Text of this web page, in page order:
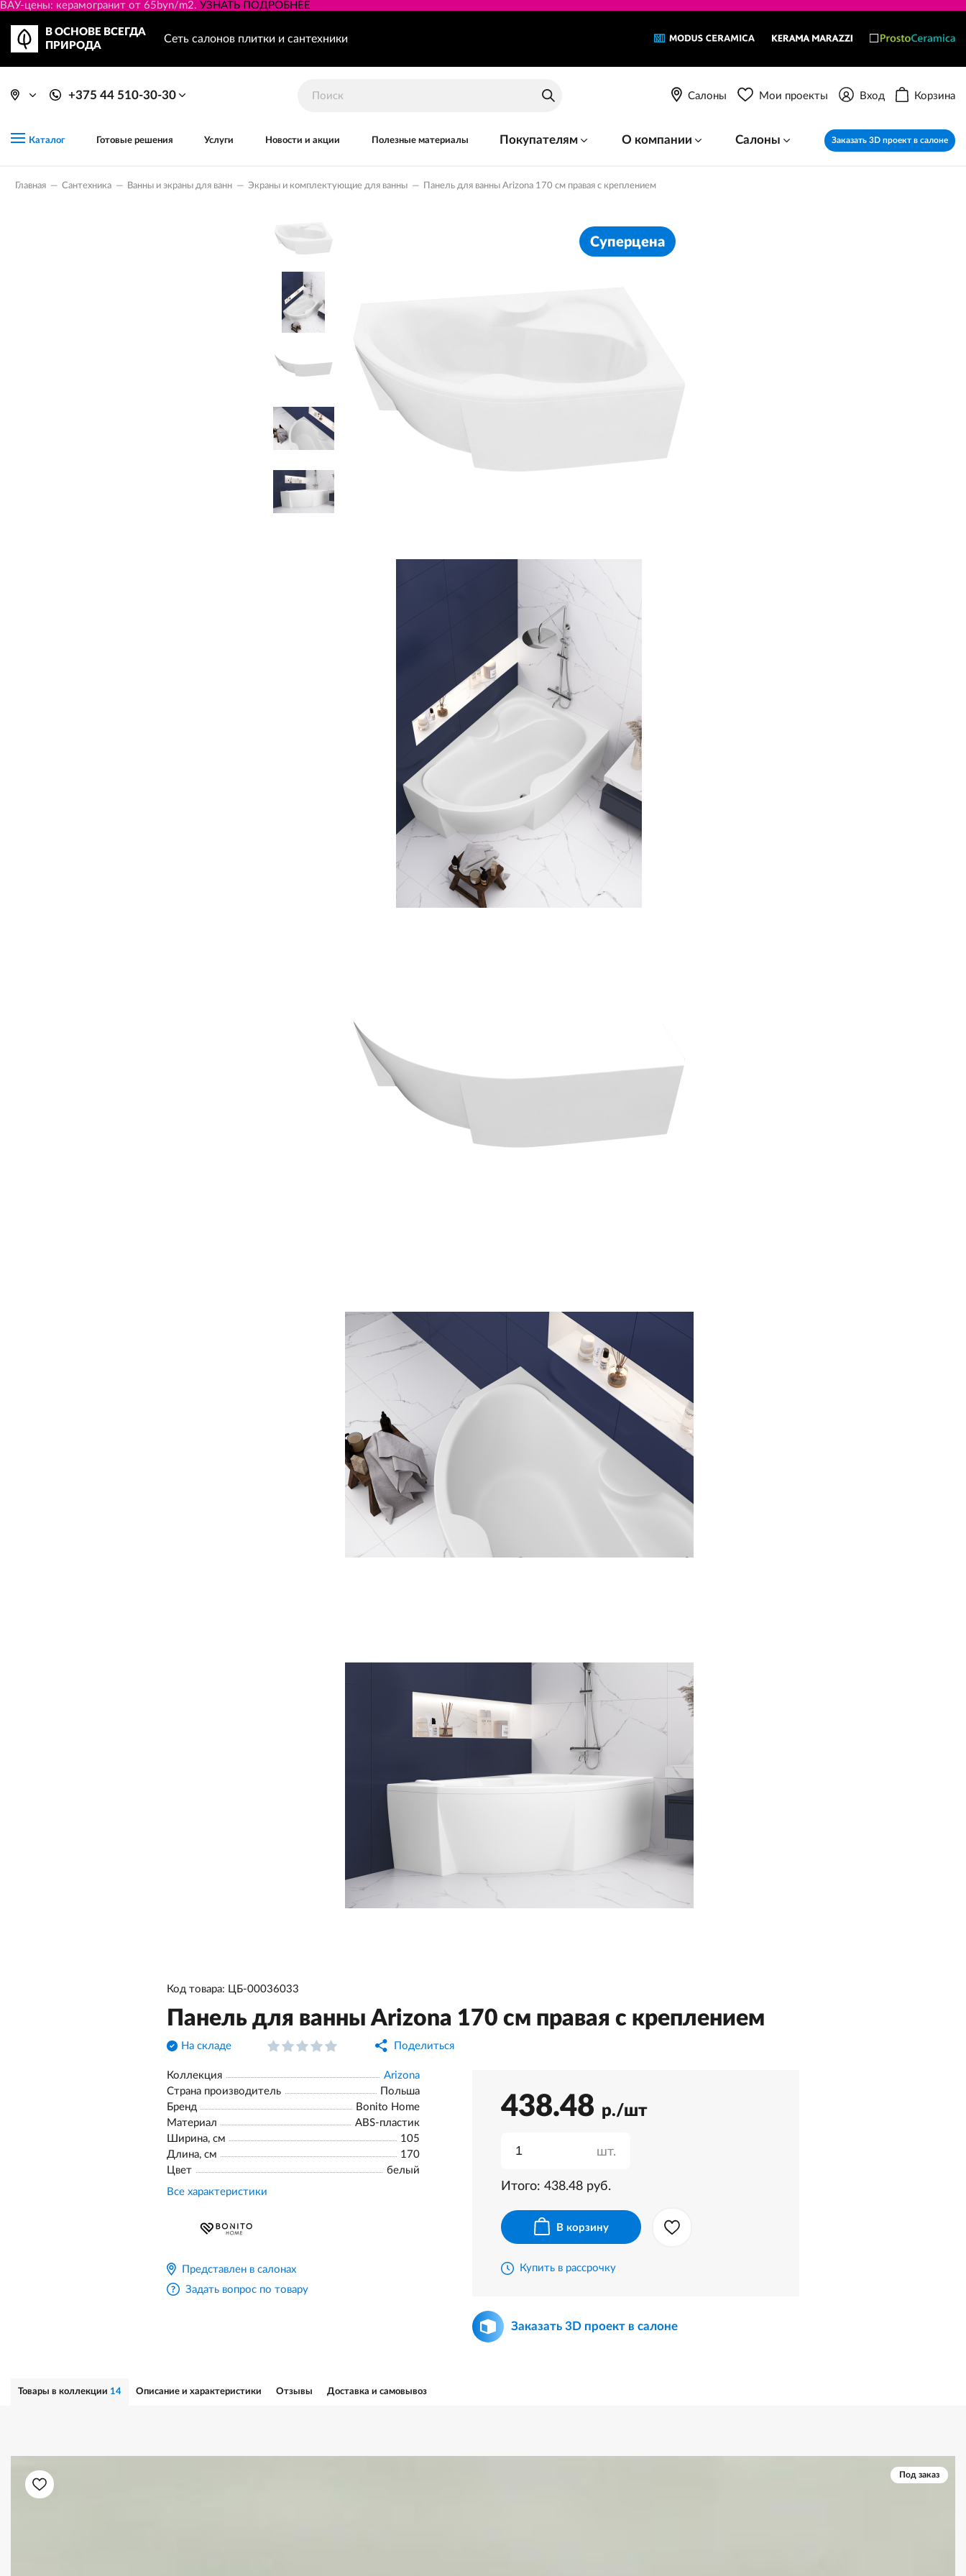
ВАУ-цены: керамогранит от 65byn/m2. УЗНАТЬ ПОДРОБНЕЕ
В ОСНОВЕ ВСЕГДА
ПРИРОДА
Сеть салонов плитки и сантехники
+375 44 510-30-30 Салоны Мои проекты Вход Корзина
Каталог Готовые решения Услуги Новости и акции Полезные материалы Покупателям О компании Салоны Заказать 3D проект в салоне
Главная — Сантехника — Ванны и экраны для ванн — Экраны и комплектующие для ванны — Панель для ванны Arizona 170 см правая с креплением
Суперцена
Код товара: ЦБ-00036033
Панель для ванны Arizona 170 см правая с креплением
На складе Поделиться
Коллекция
Arizona
Страна производитель
Польша
Бренд
Bonito Home
Материал
ABS-пластик
Ширина, см
105
Длина, см
170
Цвет
белый
Все характеристики
Представлен в салонах
Задать вопрос по товару
438.48 р./шт
шт.
Итого: 438.48 руб.
В корзину
Купить в рассрочку
Заказать 3D проект в салоне
Товары в коллекции 14
Под заказ
Описание и характеристики Отзывы Доставка и самовывоз